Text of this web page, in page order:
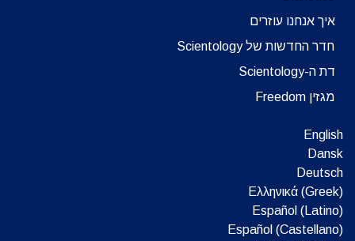
איך אנחנו עוזרים
חדר החדשות של Scientology
דת ה-Scientology
מגזין Freedom
English
Dansk
Deutsch
Ελληνικά (Greek)
Español (Latino)
Español (Castellano)